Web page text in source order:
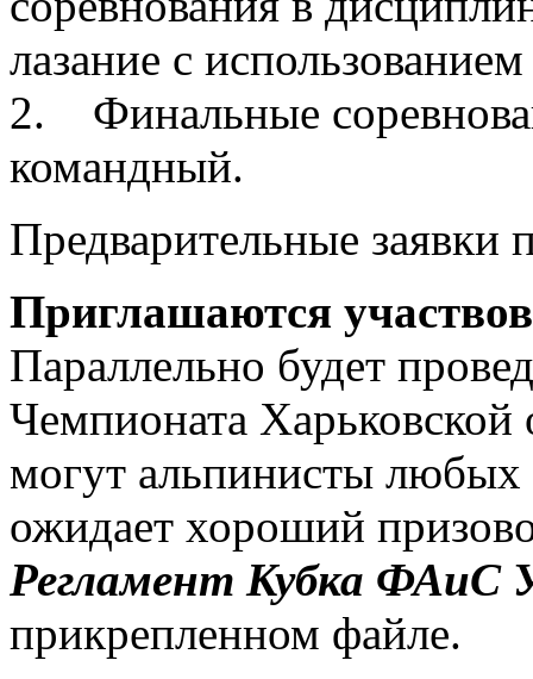
лазание с
2. Финальные
командный.
Предварительные заявки
Приглашаются
Параллельно будет
Чемпионата Харьковской
могут альпинисты любых
ожидает хороший
Регламент Кубка ФАиС
прикрепленном файле.